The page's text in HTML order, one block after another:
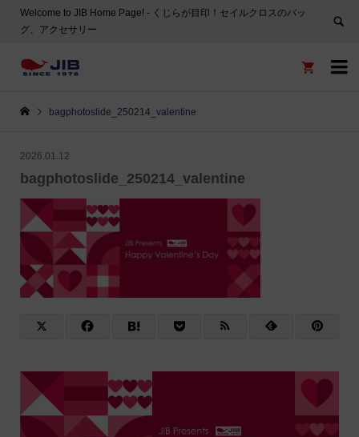
Welcome to JIB Home Page! ‐ くじらが目印！セイルクロスのバッ
グ、アクセサリー


bagphotoslide_250214_valentine
2026.01.12
bagphotoslide_250214_valentine